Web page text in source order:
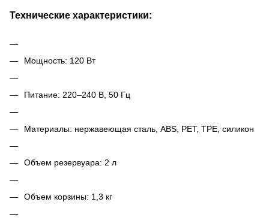
Технические характеристики:
Мощность: 120 Вт
Питание: 220–240 В, 50 Гц
Материалы: нержавеющая сталь, ABS, PET, TPE, силикон
Объем резервуара: 2 л
Объем корзины: 1,3 кг